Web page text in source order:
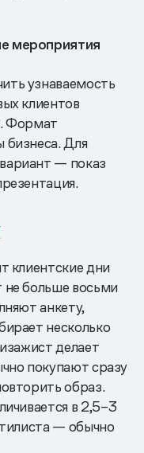
мероприятия
узнаваемость
клиентов
Формат
бизнеса. Для
— показ
клиентские дни
больше восьми
анкету,
несколько
делает
покупают сразу
образ.
в 2,5–3
— обычно